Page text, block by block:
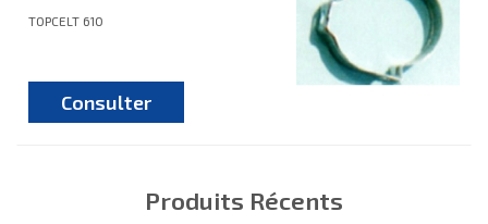
TOPCELT 610
Consulter
Produits Récents